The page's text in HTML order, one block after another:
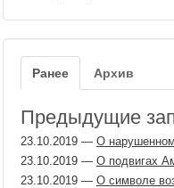
Ранее Архив
Предыдущие
23.10.2019 — О
23.10.2019 — О подвигах
23.10.2019 — О символе